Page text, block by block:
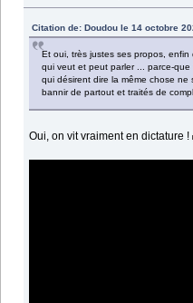
Citation de: Doudou le 14 octobre
Et oui, très justes ses propos,
qui veut et peut parler ... parce-
qui désirent dire la même chose
bannir de partout et traités de
Oui, on vit vraiment en dictature !